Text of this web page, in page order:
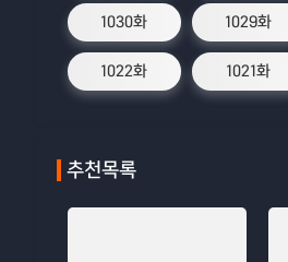
1030화 1029화
1022화 1021화
추천목록